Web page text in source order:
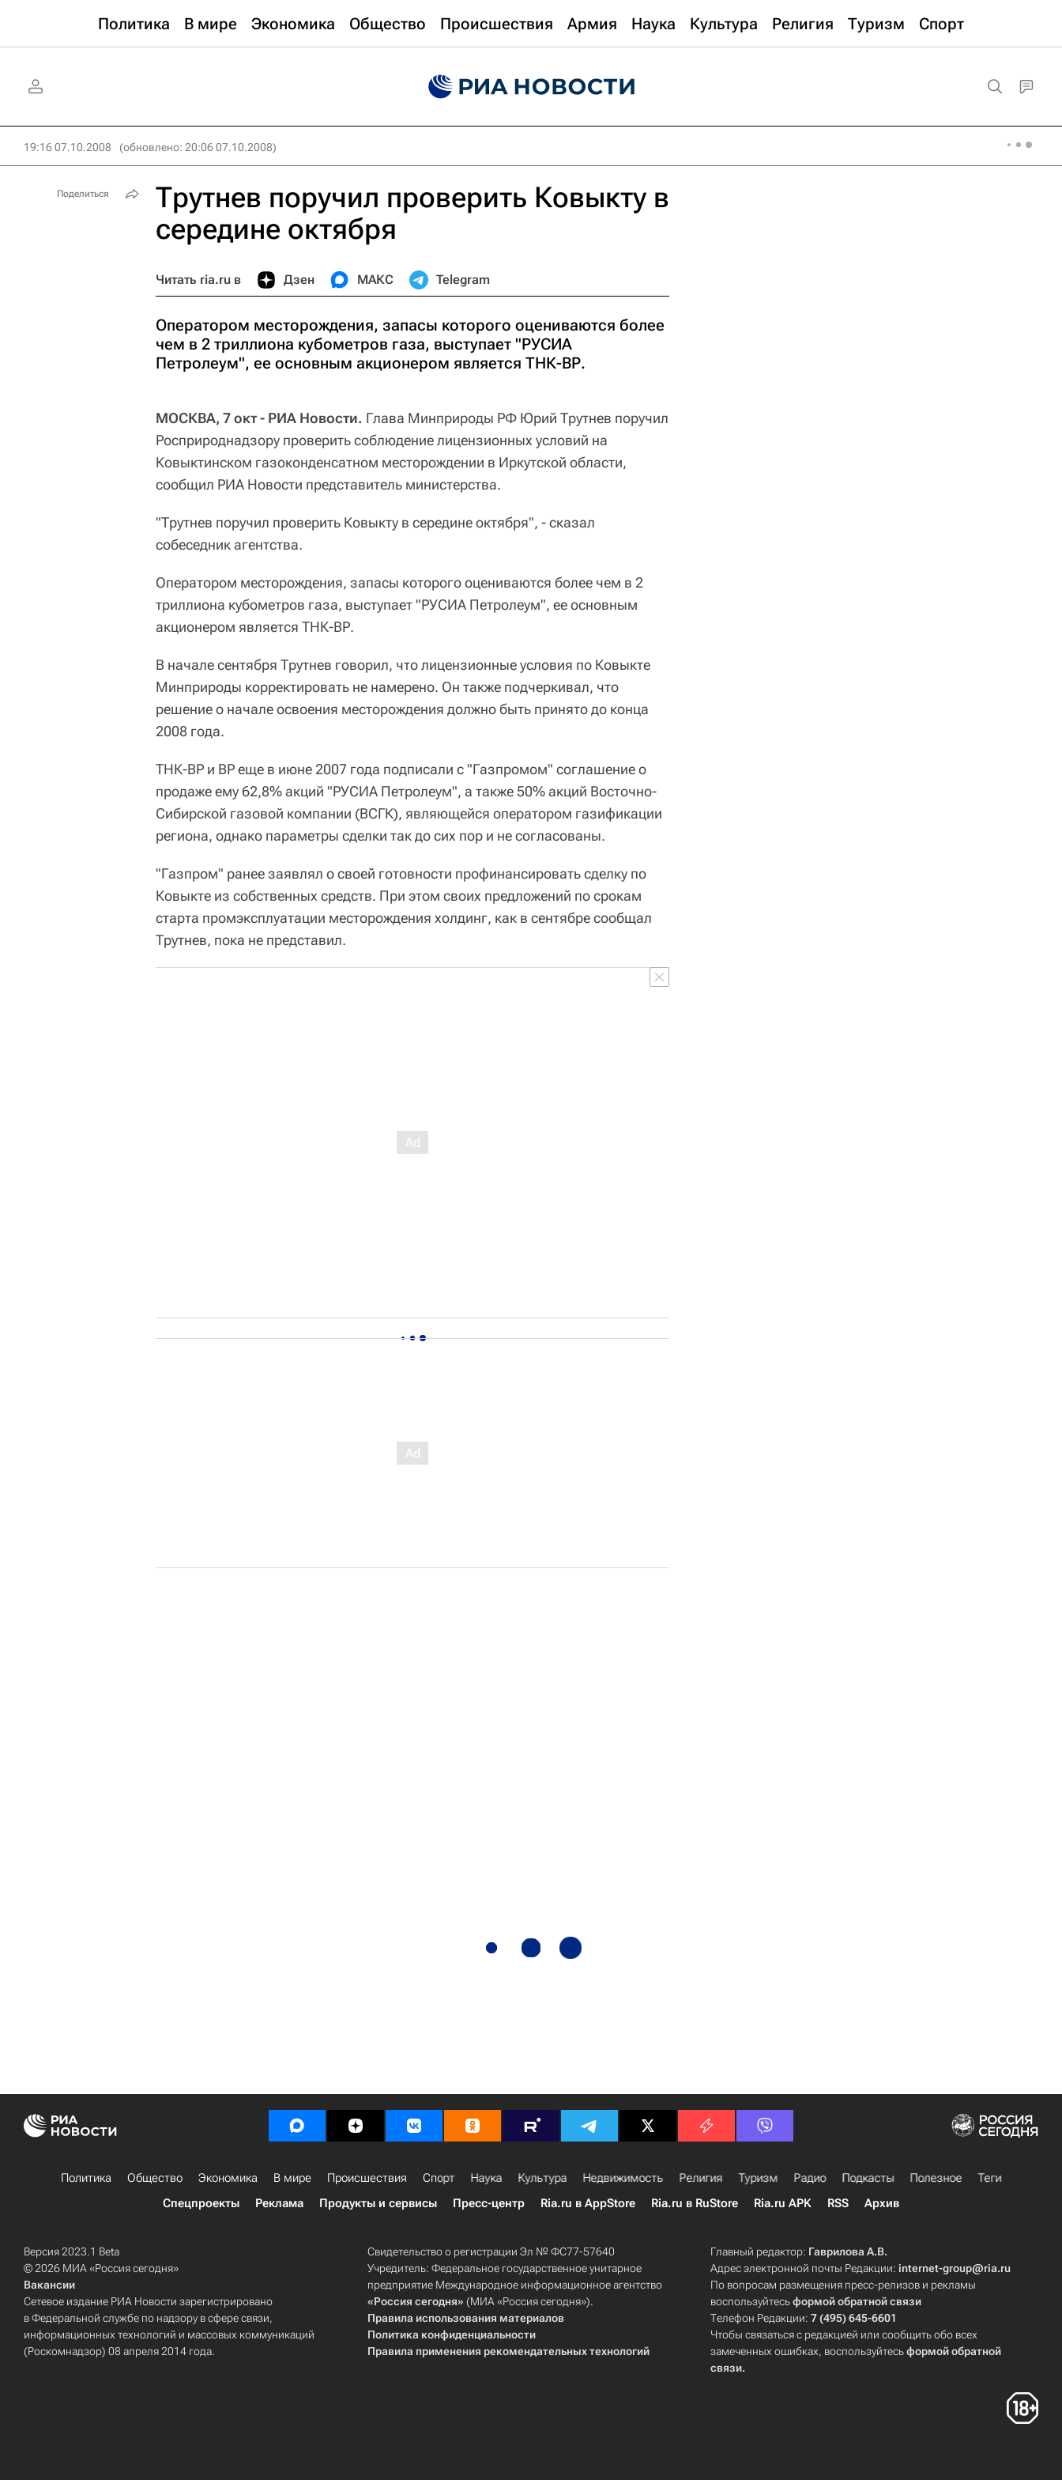
Политика В мире Экономика Общество Происшествия Армия Наука Культура Религия Туризм Спорт
19:16 07.10.2008 (обновлено: 20:06 07.10.2008)
Трутнев поручил проверить Ковыкту в
середине октября
Читать ria.ru в Дзен МАКС Telegram
Оператором месторождения, запасы которого оцениваются более
чем в 2 триллиона кубометров газа, выступает "РУСИА
Петролеум", ее основным акционером является ТНК-ВР.
МОСКВА, 7 окт - РИА Новости. Глава Минприроды РФ Юрий Трутнев поручил
Росприроднадзору проверить соблюдение лицензионных условий на
Ковыктинском газоконденсатном месторождении в Иркутской области,
сообщил РИА Новости представитель министерства.
"Трутнев поручил проверить Ковыкту в середине октября", - сказал
собеседник агентства.
Оператором месторождения, запасы которого оцениваются более чем в 2
триллиона кубометров газа, выступает "РУСИА Петролеум", ее основным
акционером является ТНК-ВР.
В начале сентября Трутнев говорил, что лицензионные условия по Ковыкте
Минприроды корректировать не намерено. Он также подчеркивал, что
решение о начале освоения месторождения должно быть принято до конца
2008 года.
ТНК-ВР и BP еще в июне 2007 года подписали с "Газпромом" соглашение о
продаже ему 62,8% акций "РУСИА Петролеум", а также 50% акций Восточно-
Сибирской газовой компании (ВСГК), являющейся оператором газификации
региона, однако параметры сделки так до сих пор и не согласованы.
"Газпром" ранее заявлял о своей готовности профинансировать сделку по
Ковыкте из собственных средств. При этом своих предложений по срокам
старта промэксплуатации месторождения холдинг, как в сентябре сообщал
Трутнев, пока не представил.
Поделиться
Политика Общество Экономика В мире Происшествия Спорт Наука Культура Недвижимость Религия Туризм Радио Подкасты Полезное
Теги
Спецпроекты
Реклама Продукты и сервисы Пресс-центр Ria.ru в AppStore Ria.ru в RuStore Ria.ru APK RSS Архив
Версия 2023.1 Beta
© 2026 МИА «Россия сегодня»
Вакансии
Сетевое издание РИА Новости зарегистрировано
в Федеральной службе по надзору в сфере связи,
информационных технологий и массовых коммуникаций
(Роскомнадзор) 08 апреля 2014 года.
Свидетельство о регистрации Эл № ФС77-57640
Учредитель: Федеральное государственное унитарное
предприятие Международное информационное агентство
«Россия сегодня» (МИА «Россия сегодня»).
Правила использования материалов
Политика конфиденциальности
Правила применения рекомендательных технологий
Главный редактор: Гаврилова А.В.
Адрес электронной почты Редакции:internet-group@ria.ru
По вопросам размещения пресс-релизов и рекламы
воспользуйтесьформой обратной связи
Телефон Редакции:7 (495) 645-6601
Чтобы связаться с редакцией или сообщить обо всех
замеченных ошибках, воспользуйтесьформой обратной
связи.